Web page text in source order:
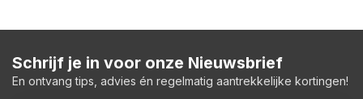
Schrijf je in voor onze Nieuwsbrief
En ontvang tips, advies én regelmatig aantrekkelijke kortingen!